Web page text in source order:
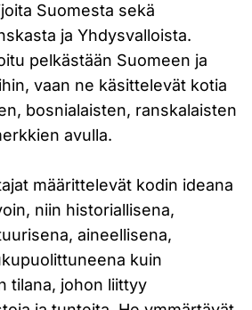
Suomesta sekä
ja Yhdysvalloista.
pelkästään Suomeen ja
vaan ne käsittelevät kotia
bosnialaisten, ranskalaisten
avulla.
määrittelevät kodin ideana
niin historiallisena,
aineellisena,
kuin
tilana, johon liittyy